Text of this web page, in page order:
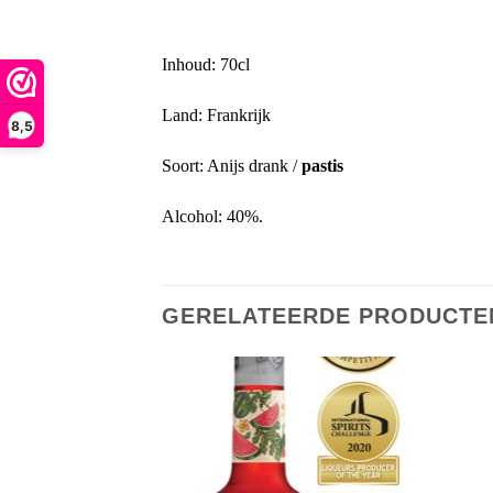
8,5
Inhoud: 70cl
Land: Frankrijk
Soort: Anijs drank /pastis
Alcohol: 40%.
GERELATEERDE